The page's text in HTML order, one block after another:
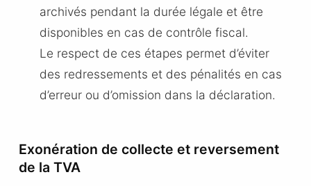
archivés pendant la durée légale et être
disponibles en cas de contrôle fiscal.
Le respect de ces étapes permet d’éviter
des redressements et des pénalités en cas
d’erreur ou d’omission dans la déclaration.
Exonération de collecte et reversement
de la TVA